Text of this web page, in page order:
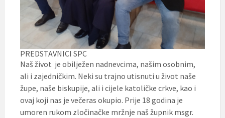
PREDSTAVNICI SPC
Naš život je obilježen nadnevcima, našim osobnim,
ali i zajedničkim. Neki su trajno utisnuti u život naše
župe, naše biskupije, ali i cijele katoličke crkve, kao i
ovaj koji nas je večeras okupio. Prije 18 godina je
umoren rukom zločinačke mržnje naš župnik msgr.